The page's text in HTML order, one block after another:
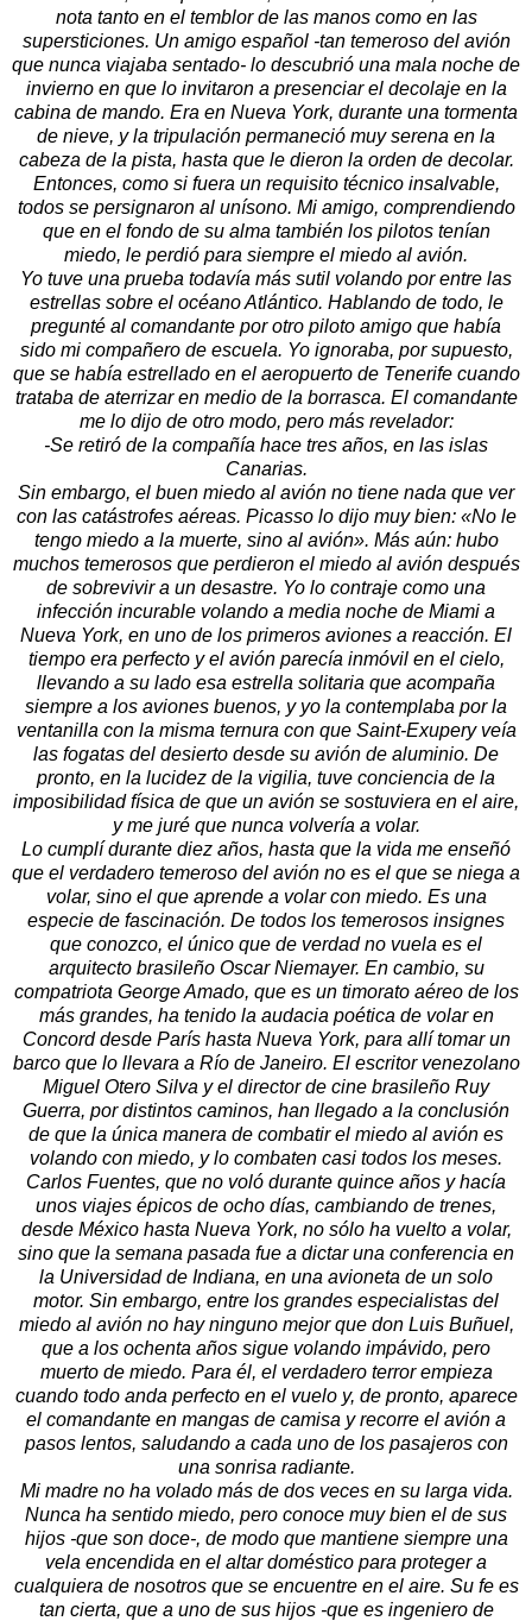
nota tanto en el temblor de las manos como en las
supersticiones. Un amigo español -tan temeroso del avión
que nunca viajaba sentado- lo descubrió una mala noche de
invierno en que lo invitaron a presenciar el decolaje en la
cabina de mando. Era en Nueva York, durante una tormenta
de nieve, y la tripulación permaneció muy serena en la
cabeza de la pista, hasta que le dieron la orden de decolar.
Entonces, como si fuera un requisito técnico insalvable,
todos se persignaron al unísono. Mi amigo, comprendiendo
que en el fondo de su alma también los pilotos tenían
miedo, le perdió para siempre el miedo al avión.
Yo tuve una prueba todavía más sutil volando por entre las
estrellas sobre el océano Atlántico. Hablando de todo, le
pregunté al comandante por otro piloto amigo que había
sido mi compañero de escuela. Yo ignoraba, por supuesto,
que se había estrellado en el aeropuerto de Tenerife cuando
trataba de aterrizar en medio de la borrasca. El comandante
me lo dijo de otro modo, pero más revelador:
-Se retiró de la compañía hace tres años, en las islas
Canarias.
Sin embargo, el buen miedo al avión no tiene nada que ver
con las catástrofes aéreas. Picasso lo dijo muy bien: «No le
tengo miedo a la muerte, sino al avión». Más aún: hubo
muchos temerosos que perdieron el miedo al avión después
de sobrevivir a un desastre. Yo lo contraje como una
infección incurable volando a media noche de Miami a
Nueva York, en uno de los primeros aviones a reacción. El
tiempo era perfecto y el avión parecía inmóvil en el cielo,
llevando a su lado esa estrella solitaria que acompaña
siempre a los aviones buenos, y yo la contemplaba por la
ventanilla con la misma ternura con que Saint-Exupery veía
las fogatas del desierto desde su avión de aluminio. De
pronto, en la lucidez de la vigilia, tuve conciencia de la
imposibilidad física de que un avión se sostuviera en el aire,
y me juré que nunca volvería a volar.
Lo cumplí durante diez años, hasta que la vida me enseñó
que el verdadero temeroso del avión no es el que se niega a
volar, sino el que aprende a volar con miedo. Es una
especie de fascinación. De todos los temerosos insignes
que conozco, el único que de verdad no vuela es el
arquitecto brasileño Oscar Niemayer. En cambio, su
compatriota George Amado, que es un timorato aéreo de los
más grandes, ha tenido la audacia poética de volar en
Concord desde París hasta Nueva York, para allí tomar un
barco que lo llevara a Río de Janeiro. El escritor venezolano
Miguel Otero Silva y el director de cine brasileño Ruy
Guerra, por distintos caminos, han llegado a la conclusión
de que la única manera de combatir el miedo al avión es
volando con miedo, y lo combaten casi todos los meses.
Carlos Fuentes, que no voló durante quince años y hacía
unos viajes épicos de ocho días, cambiando de trenes,
desde México hasta Nueva York, no sólo ha vuelto a volar,
sino que la semana pasada fue a dictar una conferencia en
la Universidad de Indiana, en una avioneta de un solo
motor. Sin embargo, entre los grandes especialistas del
miedo al avión no hay ninguno mejor que don Luis Buñuel,
que a los ochenta años sigue volando impávido, pero
muerto de miedo. Para él, el verdadero terror empieza
cuando todo anda perfecto en el vuelo y, de pronto, aparece
el comandante en mangas de camisa y recorre el avión a
pasos lentos, saludando a cada uno de los pasajeros con
una sonrisa radiante.
Mi madre no ha volado más de dos veces en su larga vida.
Nunca ha sentido miedo, pero conoce muy bien el de sus
hijos -que son doce-, de modo que mantiene siempre una
vela encendida en el altar doméstico para proteger a
cualquiera de nosotros que se encuentre en el aire. Su fe es
tan cierta, que a uno de sus hijos -que es ingeniero de